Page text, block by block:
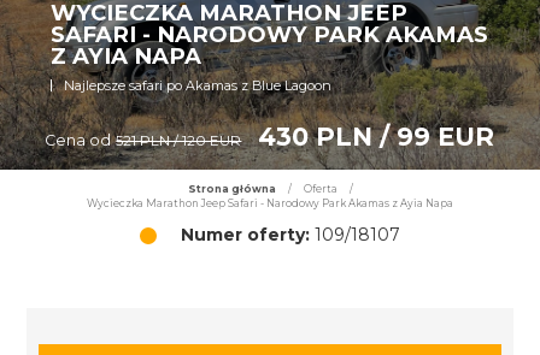
WYCIECZKA MARATHON JEEP
SAFARI - NARODOWY PARK AKAMAS
Z AYIA NAPA
Najlepsze safari po Akamas z Blue Lagoon
Cena od 521 PLN / 120 EUR 430 PLN / 99 EUR
Strona główna / Oferta
/
Wycieczka Marathon Jeep Safari - Narodowy Park Akamas z Ayia Napa
Numer oferty: 109/18107